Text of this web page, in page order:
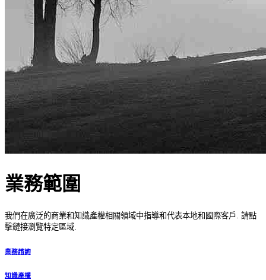
業務範圍
我們在廣泛的商業和知識產權相關領域中指導和代表本地和國際客戶. 請點
擊鏈接瀏覽特定區域.
業務諮詢
知識產權